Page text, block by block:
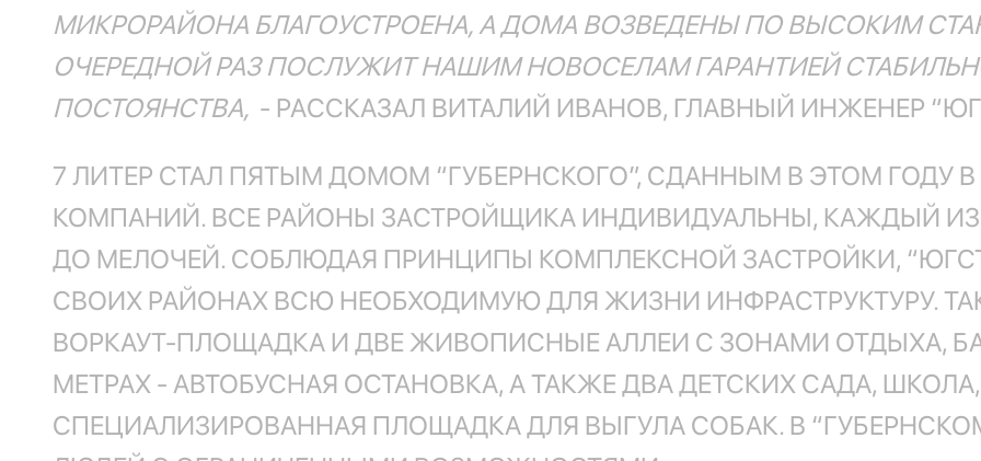
МИКРОРАЙОНА БЛАГОУСТРОЕНА, А ДОМА ВОЗВЕДЕНЫ ПО ВЫСОКИМ
ОЧЕРЕДНОЙ РАЗ ПОСЛУЖИТ НАШИМ НОВОСЕЛАМ ГАРАНТИЕЙ
ПОСТОЯНСТВА, - РАССКАЗАЛ ВИТАЛИЙ ИВАНОВ, ГЛАВНЫЙ ИНЖЕНЕР
7 ЛИТЕР СТАЛ ПЯТЫМ ДОМОМ “ГУБЕРНСКОГО”, СДАННЫМ В ЭТОМ ГОДУ
КОМПАНИЙ. ВСЕ РАЙОНЫ ЗАСТРОЙЩИКА ИНДИВИДУАЛЬНЫ, КАЖДЫЙ
ДО МЕЛОЧЕЙ. СОБЛЮДАЯ ПРИНЦИПЫ КОМПЛЕКСНОЙ ЗАСТРОЙКИ,
СВОИХ РАЙОНАХ ВСЮ НЕОБХОДИМУЮ ДЛЯ ЖИЗНИ ИНФРАСТРУКТУРУ.
ВОРКАУТ-ПЛОЩАДКА И ДВЕ ЖИВОПИСНЫЕ АЛЛЕИ С ЗОНАМИ ОТДЫХА,
МЕТРАХ - АВТОБУСНАЯ ОСТАНОВКА, А ТАКЖЕ ДВА ДЕТСКИХ САДА,
СПЕЦИАЛИЗИРОВАННАЯ ПЛОЩАДКА ДЛЯ ВЫГУЛА СОБАК. В